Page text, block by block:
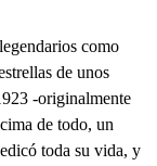
como
de unos
-originalmente
de todo, un
toda su vida, y